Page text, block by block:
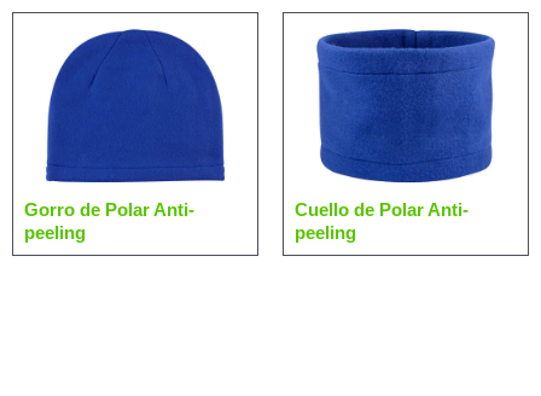
Gorro de Polar Anti-
peeling
Cuello de Polar Anti-
peeling